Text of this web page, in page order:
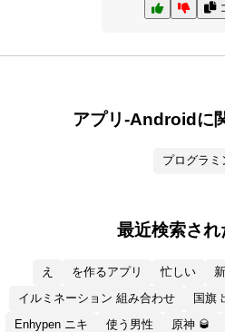
アプリ-Androidに
プログラミ
最近検索さ
え を作るアプリ 忙しい
イルミネーション 組み合わせ
Enhypen ニキ
使う男性 原神 🥃